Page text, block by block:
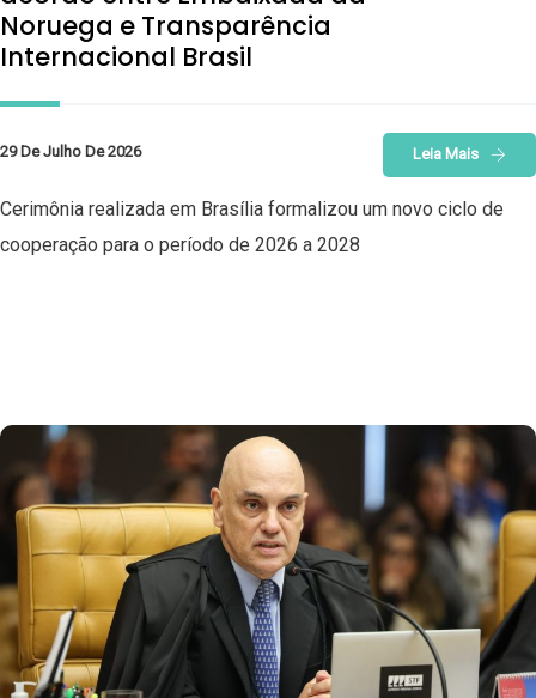
Noruega e Transparência
Internacional Brasil
29 De Julho De 2026 Leia Mais
Cerimônia realizada em Brasília formalizou um novo ciclo de
cooperação para o período de 2026 a 2028